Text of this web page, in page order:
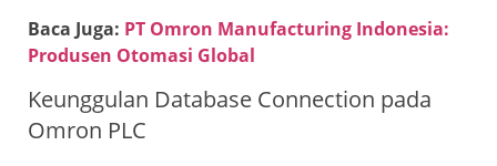
Baca Juga: PT Omron Manufacturing Indonesia:
Produsen Otomasi Global
Keunggulan Database Connection pada
Omron PLC